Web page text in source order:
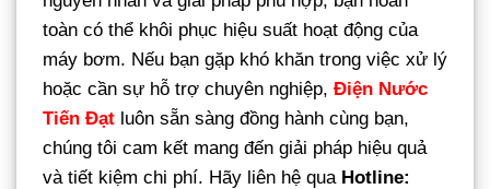
toàn có thể khôi phục hiệu suất hoạt động của
máy bơm. Nếu bạn gặp khó khăn trong việc xử lý
hoặc cần sự hỗ trợ chuyên nghiệp, Điện Nước
Tiến Đạt luôn sẵn sàng đồng hành cùng bạn,
chúng tôi cam kết mang đến giải pháp hiệu quả
và tiết kiệm chi phí. Hãy liên hệ qua Hotline: